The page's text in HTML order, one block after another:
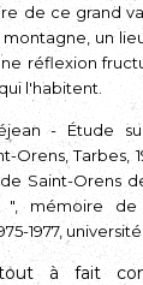
de ce grand
montagne, un
réflexion
l'habitent.
- Étude
Orens, Tarbes,
Saint-Orens
", mémoire de
1977,
à fait